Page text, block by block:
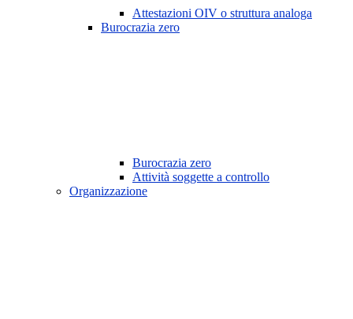
Attestazioni OIV o struttura analoga
Burocrazia zero
Burocrazia zero
Attività soggette a controllo
Organizzazione